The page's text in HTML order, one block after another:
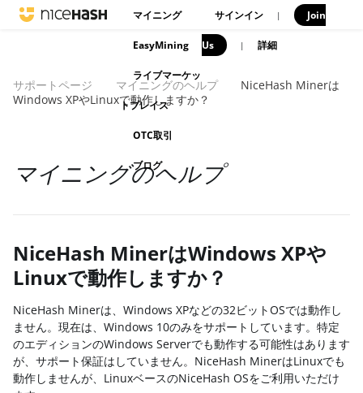
マイニング
EasyMining
ライブマーケッ
トプレイス
OTC取引
ブログ
サインイン | Join
Us | 詳細
サポートページ マイニングのヘルプ
NiceHash Minerは
Windows XPやLinuxで動作しますか？
マイニングのヘルプ
NiceHash MinerはWindows XPや
Linuxで動作しますか？
NiceHash Minerは、Windows XPなどの32ビットOSでは動作し
ません。現在は、Windows 10のみをサポートしています。特定
のエディションのWindows Serverでも動作する可能性はあります
が、サポート保証はしていません。NiceHash MinerはLinuxでも
動作しませんが、LinuxベースのNiceHash OSをご利用いただけ